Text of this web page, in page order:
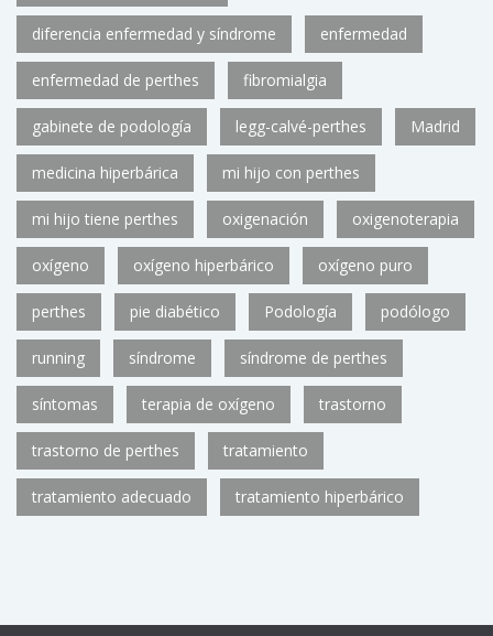
diferencia enfermedad y síndrome enfermedad
enfermedad de perthes fibromialgia
gabinete de podología legg-calvé-perthes Madrid
medicina hiperbárica mi hijo con perthes
mi hijo tiene perthes oxigenación oxigenoterapia
oxígeno oxígeno hiperbárico oxígeno puro
perthes pie diabético Podología podólogo
running síndrome síndrome de perthes
síntomas terapia de oxígeno trastorno
trastorno de perthes tratamiento
tratamiento adecuado tratamiento hiperbárico